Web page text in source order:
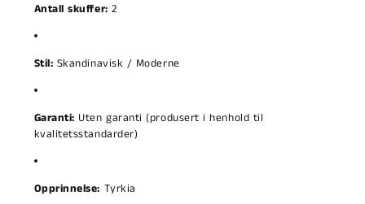
Antall skuffer: 2
Stil: Skandinavisk / Moderne
Garanti: Uten garanti (produsert i henhold til
kvalitetsstandarder)
Opprinnelse: Tyrkia